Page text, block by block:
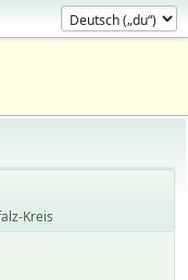
Kreis